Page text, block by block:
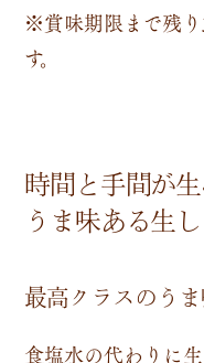
※賞味期限まで残
す。
時間と手間が
うま味ある生
最高クラスのう
食塩水の代わりに